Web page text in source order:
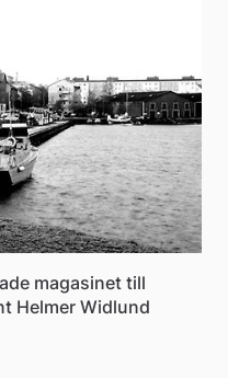
magasinet till
Helmer Widlund